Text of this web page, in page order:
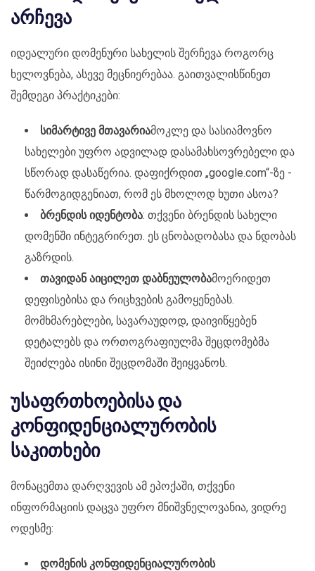
არჩევა
იდეალური დომენური სახელის შერჩევა როგორც
ხელოვნება, ასევე მეცნიერებაა. გაითვალისწინეთ
შემდეგი პრაქტიკები:
სიმარტივე მთავარიამოკლე და სასიამოვნო
სახელები უფრო ადვილად დასამახსოვრებელი და
სწორად დასაწერია. დაფიქრდით „google.com“-ზე -
წარმოგიდგენიათ, რომ ეს მხოლოდ ხუთი ასოა?
ბრენდის იდენტობა: თქვენი ბრენდის სახელი
დომენში ინტეგრირეთ. ეს ცნობადობასა და ნდობას
გაზრდის.
თავიდან აიცილეთ დაბნეულობამოერიდეთ
დეფისებისა და რიცხვების გამოყენებას.
მომხმარებლები, სავარაუდოდ, დაივიწყებენ
დეტალებს და ორთოგრაფიულმა შეცდომებმა
შეიძლება ისინი შეცდომაში შეიყვანოს.
უსაფრთხოებისა და
კონფიდენციალურობის
საკითხები
მონაცემთა დარღვევის ამ ეპოქაში, თქვენი
ინფორმაციის დაცვა უფრო მნიშვნელოვანია, ვიდრე
ოდესმე:
დომენის კონფიდენციალურობის